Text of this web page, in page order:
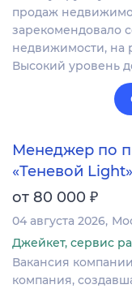
продаж
зарекомендовало
недвижимости, на
Высокий уровень
Менеджер по
«Теневой Light»
от 80 000 ₽
04 августа 2026
Джейкет, сервис
Вакансия
компания,